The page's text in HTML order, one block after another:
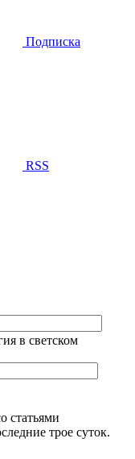
Подписка
RSS
в светском
статьями
трое суток.